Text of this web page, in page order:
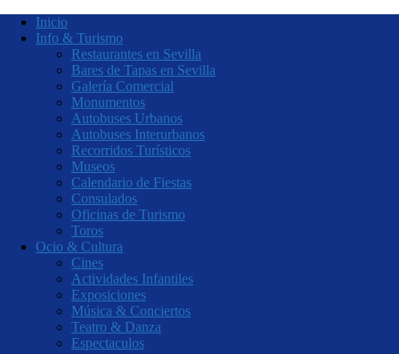
Inicio
Info & Turismo
Restaurantes en Sevilla
Bares de Tapas en Sevilla
Galería Comercial
Monumentos
Autobuses Urbanos
Autobuses Interurbanos
Recorridos Turísticos
Museos
Calendario de Fiestas
Consulados
Oficinas de Turismo
Toros
Ocio & Cultura
Cines
Actividades Infantiles
Exposiciones
Música & Conciertos
Teatro & Danza
Espectaculos